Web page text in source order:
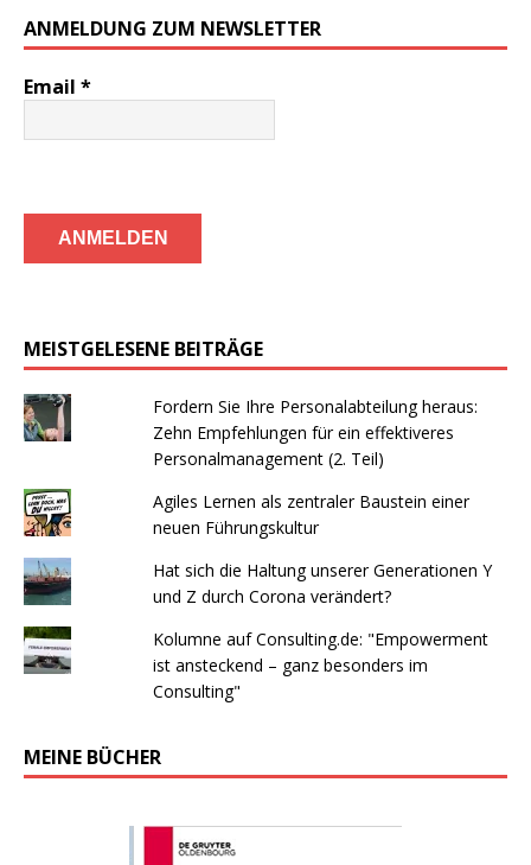
ANMELDUNG ZUM NEWSLETTER
Email *
MEISTGELESENE BEITRÄGE
Fordern Sie Ihre Personalabteilung heraus:
Zehn Empfehlungen für ein effektiveres
Personalmanagement (2. Teil)
Agiles Lernen als zentraler Baustein einer
neuen Führungskultur
Hat sich die Haltung unserer Generationen Y
und Z durch Corona verändert?
Kolumne auf Consulting.de: "Empowerment
ist ansteckend – ganz besonders im
Consulting"
MEINE BÜCHER